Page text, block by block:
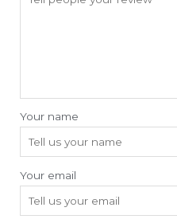
Your name
Your email